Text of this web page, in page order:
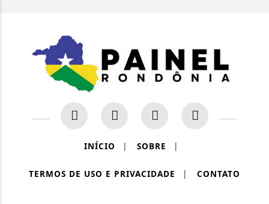
INÍCIO | SOBRE |
TERMOS DE USO E PRIVACIDADE | CONTATO